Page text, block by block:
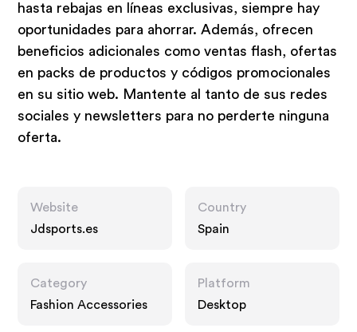
hasta rebajas en líneas exclusivas, siempre hay
oportunidades para ahorrar. Además, ofrecen
beneficios adicionales como ventas flash, ofertas
en packs de productos y códigos promocionales
en su sitio web. Mantente al tanto de sus redes
sociales y newsletters para no perderte ninguna
oferta.
Website
Jdsports.es
Country
Spain
Category
Fashion Accessories
Platform
Desktop